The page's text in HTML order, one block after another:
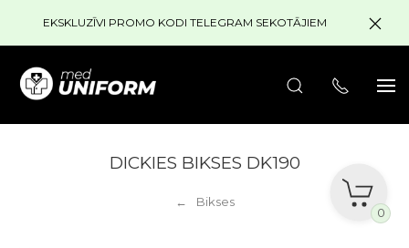
EKSKLUZĪVI PROMO KODI TELEGRAM SEKOTĀJIEM
0
DICKIES BIKSES DK190
Bikses